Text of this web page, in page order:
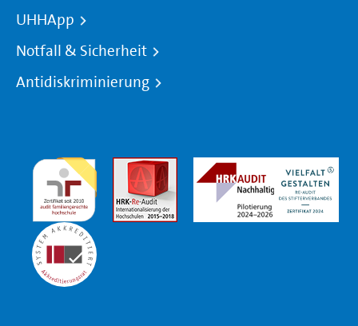
UHHApp
Notfall & Sicherheit
Antidiskriminierung